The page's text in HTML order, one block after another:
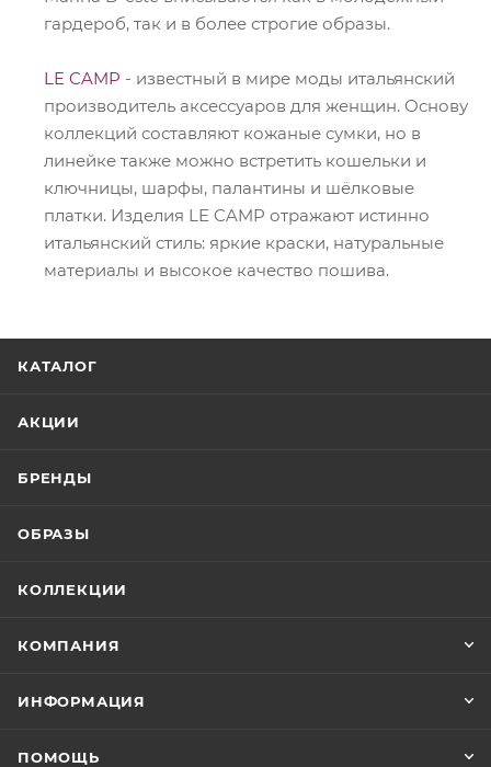
гардероб, так и в более строгие образы.
LE CAMP - известный в мире моды итальянский
производитель аксессуаров для женщин. Основу
коллекций составляют кожаные сумки, но в
линейке также можно встретить кошельки и
ключницы, шарфы, палантины и шёлковые
платки. Изделия LE CAMP отражают истинно
итальянский стиль: яркие краски, натуральные
материалы и высокое качество пошива.
КАТАЛОГ
АКЦИИ
БРЕНДЫ
ОБРАЗЫ
КОЛЛЕКЦИИ
КОМПАНИЯ
ИНФОРМАЦИЯ
ПОМОЩЬ